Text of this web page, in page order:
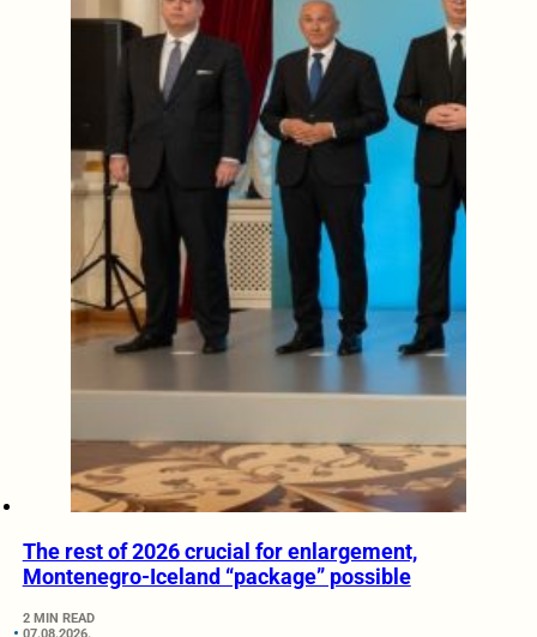
The rest of 2026 crucial for enlargement,
Montenegro-Iceland “package” possible
2 MIN READ
07.08.2026.